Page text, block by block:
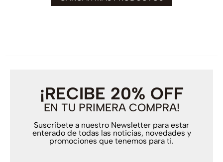
¡RECIBE 20% OFF
EN TU PRIMERA COMPRA!
Suscríbete a nuestro Newsletter para estar
enterado de todas las noticias, novedades y
promociones que tenemos para ti.